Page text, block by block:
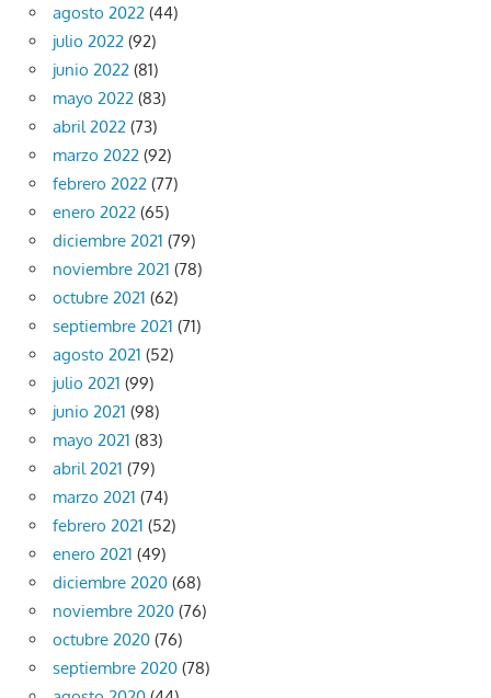
agosto 2022 (44)
julio 2022 (92)
junio 2022 (81)
mayo 2022 (83)
abril 2022 (73)
marzo 2022 (92)
febrero 2022 (77)
enero 2022 (65)
diciembre 2021 (79)
noviembre 2021 (78)
octubre 2021 (62)
septiembre 2021 (71)
agosto 2021 (52)
julio 2021 (99)
junio 2021 (98)
mayo 2021 (83)
abril 2021 (79)
marzo 2021 (74)
febrero 2021 (52)
enero 2021 (49)
diciembre 2020 (68)
noviembre 2020 (76)
octubre 2020 (76)
septiembre 2020 (78)